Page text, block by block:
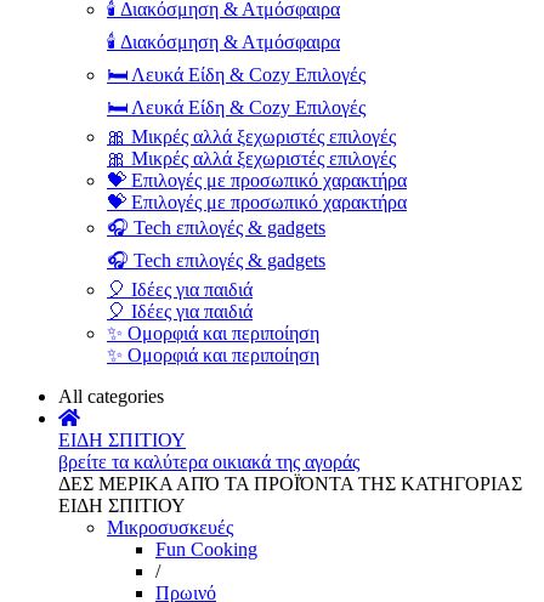
🕯️ Διακόσμηση & Ατμόσφαιρα
🕯️ Διακόσμηση & Ατμόσφαιρα
🛏️ Λευκά Είδη & Cozy Επιλογές
🛏️ Λευκά Είδη & Cozy Επιλογές
🎀 Μικρές αλλά ξεχωριστές επιλογές
🎀 Μικρές αλλά ξεχωριστές επιλογές
💝 Επιλογές με προσωπικό χαρακτήρα
💝 Επιλογές με προσωπικό χαρακτήρα
🎧 Tech επιλογές & gadgets
🎧 Tech επιλογές & gadgets
🎈 Ιδέες για παιδιά
🎈 Ιδέες για παιδιά
✨ Ομορφιά και περιποίηση
✨ Ομορφιά και περιποίηση
All categories
ΕΙΔΗ ΣΠΙΤΙΟΥ
βρείτε τα καλύτερα οικιακά της αγοράς
ΔΕΣ ΜΕΡΙΚΑ ΑΠΌ ΤΑ ΠΡΟΪΌΝΤΑ ΤΗΣ ΚΑΤΗΓΟΡΙΑΣ
ΕΙΔΗ ΣΠΙΤΙΟΥ
Μικροσυσκευές
Fun Cooking
/
Πρωινό